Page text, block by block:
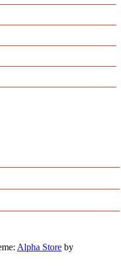
Alpha Store by